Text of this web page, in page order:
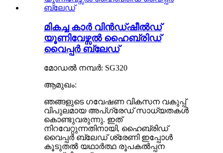
മികച്ച കാർ വിൻഡ്ഷീൽഡ്
യൂണിവേഴ്സൽ ഹൈബ്രിഡ്
വൈപ്പർ ബ്ലേഡ്
മോഡൽ നമ്പർ: SG320
ആമുഖം:
ഞങ്ങളുടെ ഗവേഷണ വികസന വകുപ്പ്
വിപുലമായ അപ്‌ഗ്രേഡ് സാധ്യതകൾ
കൊണ്ടുവരുന്നു. ഇത്
നിറവേറ്റുന്നതിനായി, ഹൈബ്രിഡ്
വൈപ്പർ ബ്ലേഡ് ശ്രേണി ഇപ്പോൾ
കൂടുതൽ യഥാർത്ഥ രൂപകൽപ്പന